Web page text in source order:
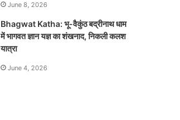
June 8, 2026
Bhagwat Katha: भू-वैकुंठ बद्रीनाथ धाम
में भागवत ज्ञान यज्ञ का शंखनाद, निकली कलश
यात्रा
June 4, 2026